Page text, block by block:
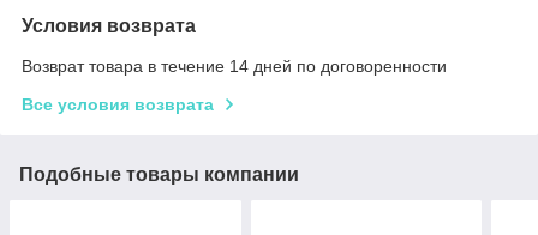
Условия возврата
Возврат товара в течение 14 дней по договоренности
Все условия возврата
Подобные товары компании